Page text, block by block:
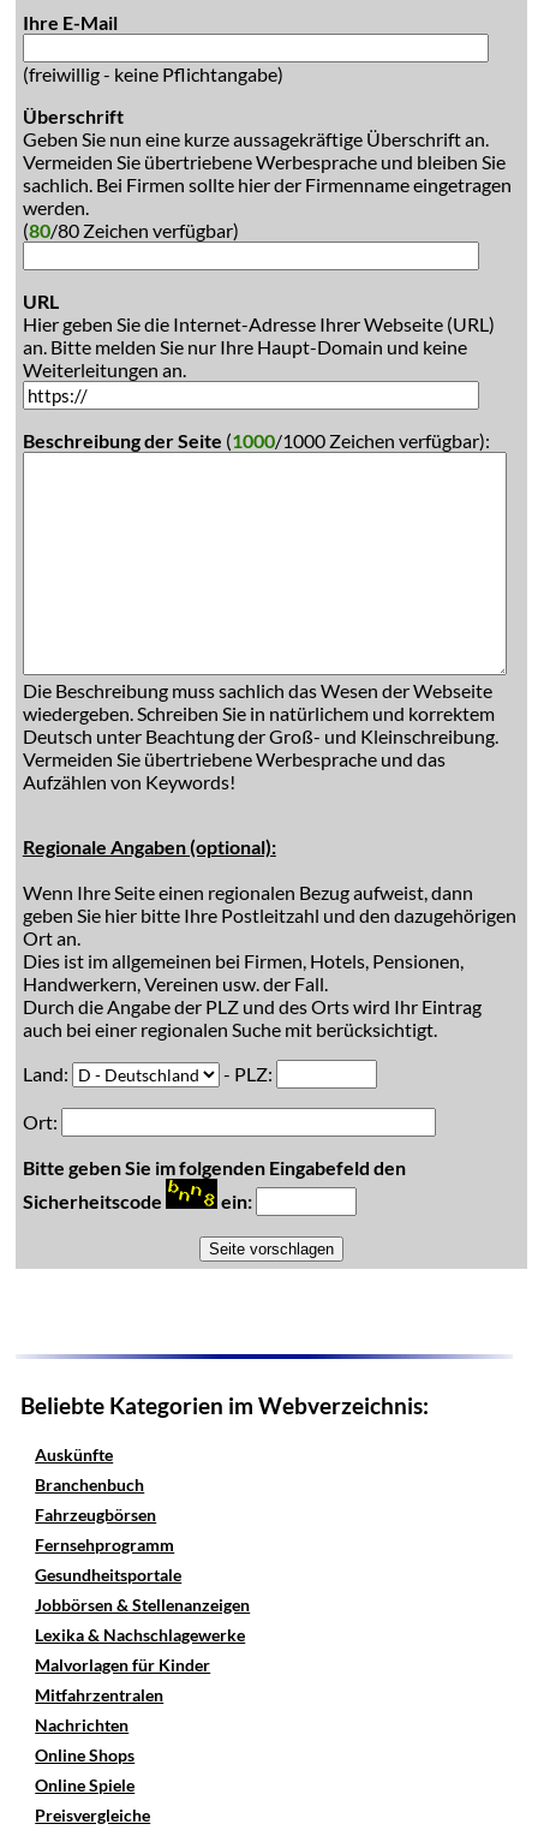
Ihre E-Mail
(freiwillig - keine Pflichtangabe)
Überschrift
Geben Sie nun eine kurze aussagekräftige Überschrift an.
Vermeiden Sie übertriebene Werbesprache und bleiben Sie
sachlich. Bei Firmen sollte hier der Firmenname eingetragen
werden.
(80/80 Zeichen verfügbar)
URL
Hier geben Sie die Internet-Adresse Ihrer Webseite (URL)
an. Bitte melden Sie nur Ihre Haupt-Domain und keine
Weiterleitungen an.
Beschreibung der Seite (1000/1000 Zeichen verfügbar):
Die Beschreibung muss sachlich das Wesen der Webseite
wiedergeben. Schreiben Sie in natürlichem und korrektem
Deutsch unter Beachtung der Groß- und Kleinschreibung.
Vermeiden Sie übertriebene Werbesprache und das
Aufzählen von Keywords!
Regionale Angaben (optional):
Wenn Ihre Seite einen regionalen Bezug aufweist, dann
geben Sie hier bitte Ihre Postleitzahl und den dazugehörigen
Ort an.
Dies ist im allgemeinen bei Firmen, Hotels, Pensionen,
Handwerkern, Vereinen usw. der Fall.
Durch die Angabe der PLZ und des Orts wird Ihr Eintrag
auch bei einer regionalen Suche mit berücksichtigt.
Land:
- PLZ:
Ort:
Bitte geben Sie im folgenden Eingabefeld den
Sicherheitscode
ein:
Beliebte Kategorien im Webverzeichnis:
Auskünfte
Branchenbuch
Fahrzeugbörsen
Fernsehprogramm
Gesundheitsportale
Jobbörsen & Stellenanzeigen
Lexika & Nachschlagewerke
Malvorlagen für Kinder
Mitfahrzentralen
Nachrichten
Online Shops
Online Spiele
Preisvergleiche